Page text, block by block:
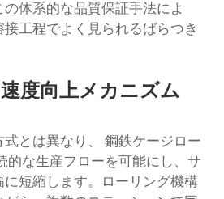
体系的な品質保証手法によ
接工程でよく見られるばらつき
度向上メカニズム
とは異なり、 鋼鉄ケージロー
的な生産フローを可能にし、サ
短縮します。ローリング機構